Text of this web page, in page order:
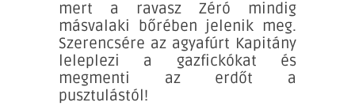
mert a ravasz Zéró mindig
másvalaki bőrében jelenik meg.
Szerencsére az agyafúrt Kapitány
leleplezi a gazfickókat és
megmenti az erdőt a
pusztulástól!